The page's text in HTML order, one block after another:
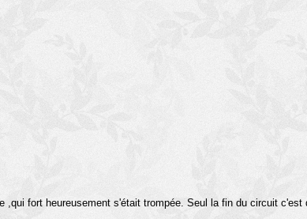
fort heureusement s'était trompée. Seul la fin du circuit c'est